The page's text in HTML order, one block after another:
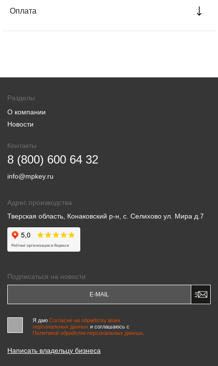
Оплата
Разделы
О компании
Новости
Контакты
8 (800) 600 64 32
info@mpkey.ru
Адрес производства
Тверская область, Конаковский р-н, с. Селихово ул. Мира д.7
Подписаться на новости
Я даю Согласие на обработку моих
персональных данных и соглашаюсь c
Политикой обработки персональных данных
Написать владельцу бизнеса